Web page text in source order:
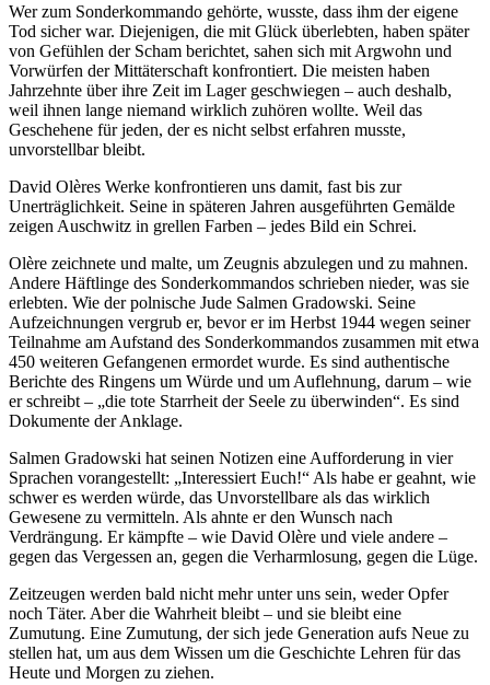
Wer zum Sonderkommando gehörte, wusste, dass ihm der eigene
Tod sicher war. Diejenigen, die mit Glück überlebten, haben später
von Gefühlen der Scham berichtet, sahen sich mit Argwohn und
Vorwürfen der Mittäterschaft konfrontiert. Die meisten haben
Jahrzehnte über ihre Zeit im Lager geschwiegen – auch deshalb,
weil ihnen lange niemand wirklich zuhören wollte. Weil das
Geschehene für jeden, der es nicht selbst erfahren musste,
unvorstellbar bleibt.
David Olères Werke konfrontieren uns damit, fast bis zur
Unerträglichkeit. Seine in späteren Jahren ausgeführten Gemälde
zeigen Auschwitz in grellen Farben – jedes Bild ein Schrei.
Olère zeichnete und malte, um Zeugnis abzulegen und zu mahnen.
Andere Häftlinge des Sonderkommandos schrieben nieder, was sie
erlebten. Wie der polnische Jude Salmen Gradowski. Seine
Aufzeichnungen vergrub er, bevor er im Herbst 1944 wegen seiner
Teilnahme am Aufstand des Sonderkommandos zusammen mit etwa
450 weiteren Gefangenen ermordet wurde. Es sind authentische
Berichte des Ringens um Würde und um Auflehnung, darum – wie
er schreibt – „die tote Starrheit der Seele zu überwinden“. Es sind
Dokumente der Anklage.
Salmen Gradowski hat seinen Notizen eine Aufforderung in vier
Sprachen vorangestellt: „Interessiert Euch!“ Als habe er geahnt, wie
schwer es werden würde, das Unvorstellbare als das wirklich
Gewesene zu vermitteln. Als ahnte er den Wunsch nach
Verdrängung. Er kämpfte – wie David Olère und viele andere –
gegen das Vergessen an, gegen die Verharmlosung, gegen die Lüge.
Zeitzeugen werden bald nicht mehr unter uns sein, weder Opfer
noch Täter. Aber die Wahrheit bleibt – und sie bleibt eine
Zumutung. Eine Zumutung, der sich jede Generation aufs Neue zu
stellen hat, um aus dem Wissen um die Geschichte Lehren für das
Heute und Morgen zu ziehen.